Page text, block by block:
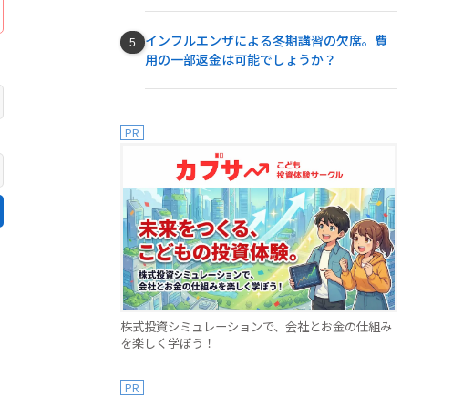
インフルエンザによる冬期講習の欠席。費
用の一部返金は可能でしょうか？
PR
株式投資シミュレーションで、会社とお金の仕組み
を楽しく学ぼう！
PR